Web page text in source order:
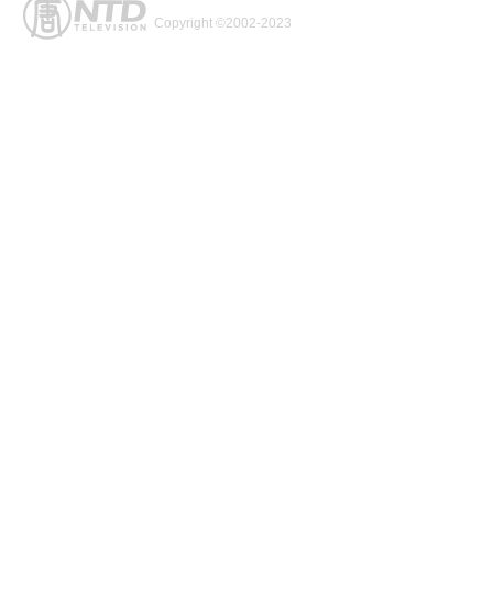
Copyright ©2002-2023